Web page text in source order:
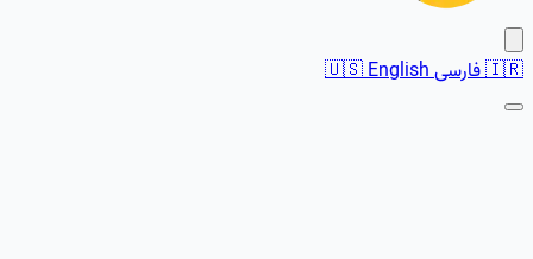
🇮🇷فارسی 🇺🇸English